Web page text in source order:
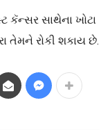
કૅન્સર સાથેના ખોટા
તેમને રોકી શકાય છે.